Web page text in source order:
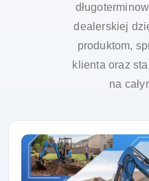
dealerskiej
produktom,
klienta oraz
na